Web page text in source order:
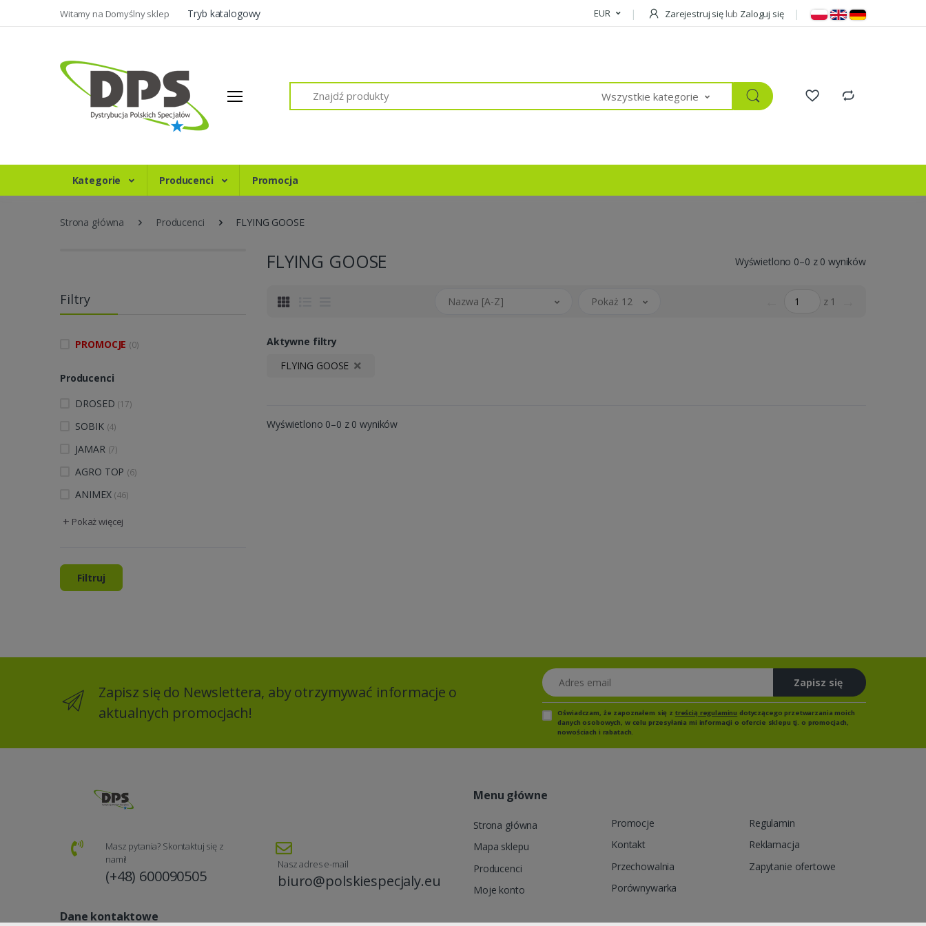
Witamy na Domyślny sklep Tryb katalogowy EUR Zarejestruj się lub Zaloguj się
Wszystkie kategorie
Kategorie Producenci Promocja
Strona główna Producenci FLYING GOOSE
Filtry
PROMOCJE (0)
Producenci
DROSED (17)
SOBIK (4)
JAMAR (7)
AGRO TOP (6)
ANIMEX (46)
+ Pokaż więcej
Filtruj
FLYING GOOSE Wyświetlono 0–0 z 0 wyników
Nazwa [A-Z] Pokaż 12 z 1
Aktywne filtry
FLYING GOOSE
Wyświetlono 0–0 z 0 wyników
Zapisz się do Newslettera, aby otrzymywać informacje o
aktualnych promocjach!
Adres email
Zapisz się
Oświadczam, że zapoznałem się z treścią regulaminu dotyczącego przetwarzania moich
danych osobowych, w celu przesyłania mi informacji o ofercie sklepu tj. o promocjach,
nowościach i rabatach.
Masz pytania? Skontaktuj się z
nami!
(+48) 600090505
Nasz adres e-mail
biuro@polskiespecjaly.eu
Dane kontaktowe
Menu główne
Strona główna
Mapa sklepu
Producenci
Moje konto
Promocje
Kontakt
Przechowalnia
Porównywarka
Regulamin
Reklamacja
Zapytanie ofertowe